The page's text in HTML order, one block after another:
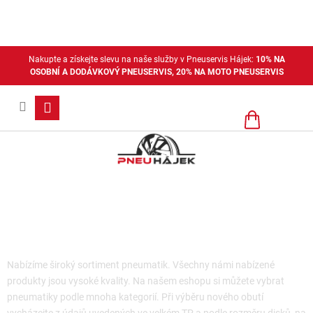
Nakupte a získejte slevu na naše služby v Pneuservis Hájek: 10% NA
OSOBNÍ A DODÁVKOVÝ PNEUSERVIS, 20% NA MOTO PNEUSERVIS
Nákupní
Nabízíme široký sortiment pneumatik. Všechny námi nabízené
produkty jsou vysoké kvality. Na našem eshopu si můžete vybrat
pneumatiky podle mnoha kategorií. Při výběru nového obutí